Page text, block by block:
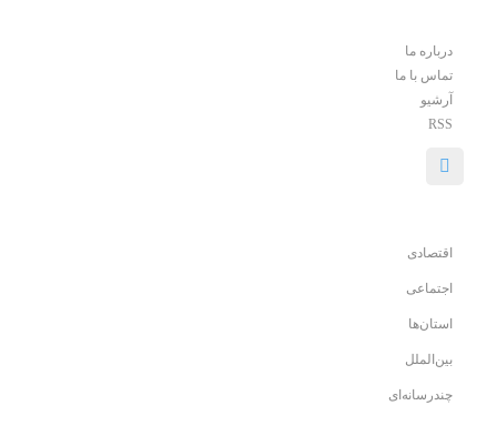
درباره ما
تماس با ما
آرشیو
RSS
اقتصادی
اجتماعی
استان‌ها
بین‌الملل
چندرسانه‌ای